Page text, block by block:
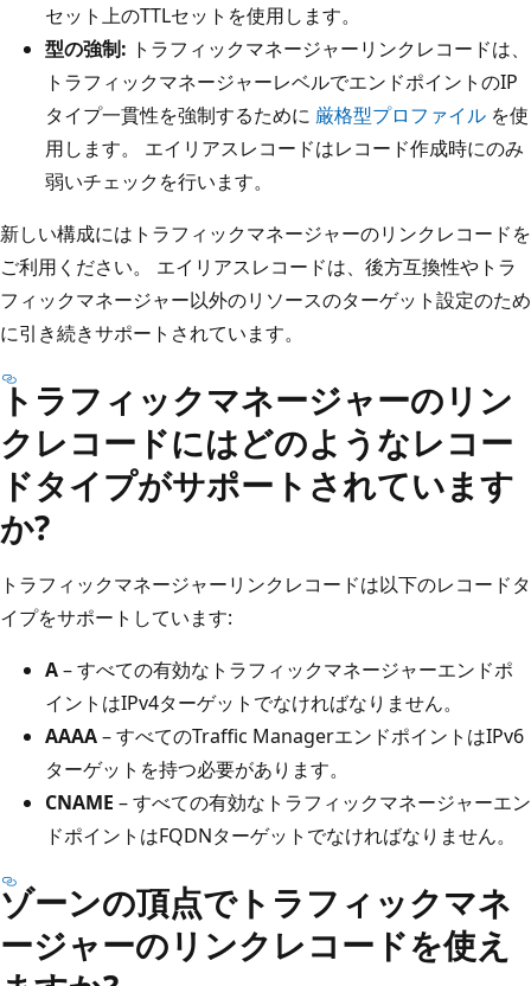
セット上のTTLセットを使用します。
型の強制: トラフィックマネージャーリンクレコードは、
トラフィックマネージャーレベルでエンドポイントのIP
タイプ一貫性を強制するために 厳格型プロファイル を使
用します。 エイリアスレコードはレコード作成時にのみ
弱いチェックを行います。
新しい構成にはトラフィックマネージャーのリンクレコードを
ご利用ください。 エイリアスレコードは、後方互換性やトラ
フィックマネージャー以外のリソースのターゲット設定のため
に引き続きサポートされています。
トラフィックマネージャーのリン
クレコードにはどのようなレコー
ドタイプがサポートされています
か?
トラフィックマネージャーリンクレコードは以下のレコードタ
イプをサポートしています:
A– すべての有効なトラフィックマネージャーエンドポ
イントはIPv4ターゲットでなければなりません。
AAAA– すべてのTraffic ManagerエンドポイントはIPv6
ターゲットを持つ必要があります。
CNAME – すべての有効なトラフィックマネージャーエン
ドポイントはFQDNターゲットでなければなりません。
ゾーンの頂点でトラフィックマネ
ージャーのリンクレコードを使え